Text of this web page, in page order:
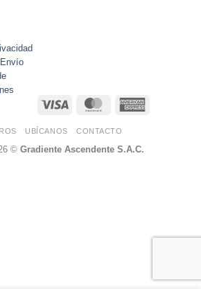
Visa MasterCard
UBÍCANOS CONTACTO
© Gradiente Ascendente S.A.C.